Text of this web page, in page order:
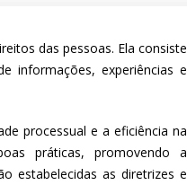
das pessoas. Ela consiste
informações, experiências e
processual e a eficiência na
práticas, promovendo a
estabelecidas as diretrizes e